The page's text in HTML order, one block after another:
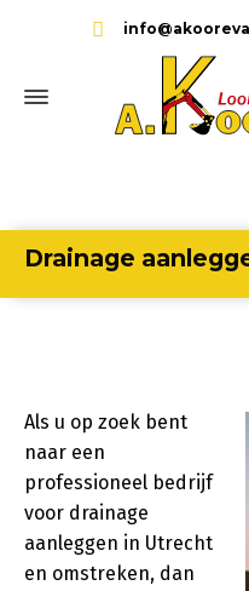
Drainage
Als u op zoek bent
naar een
professioneel bedrijf
voor drainage
aanleggen in Utrecht
en omstreken, dan